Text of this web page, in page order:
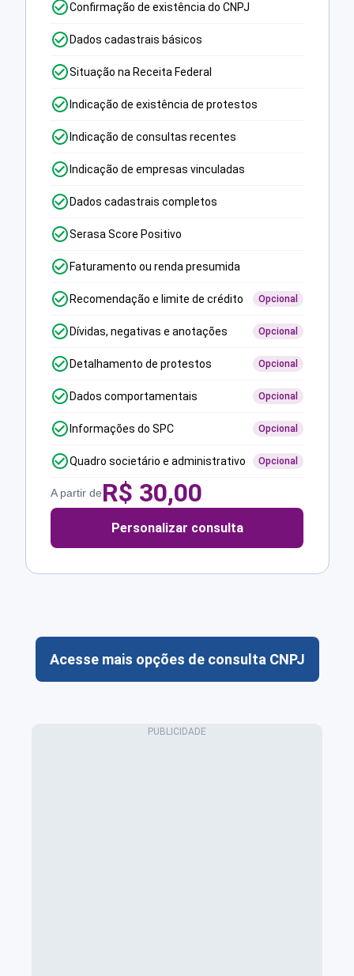
Confirmação de existência do CNPJ
Dados cadastrais básicos
Situação na Receita Federal
Indicação de existência de protestos
Indicação de consultas recentes
Indicação de empresas vinculadas
Dados cadastrais completos
Serasa Score Positivo
Faturamento ou renda presumida
Recomendação e limite de crédito Opcional
Dívidas, negativas e anotações Opcional
Detalhamento de protestos Opcional
Dados comportamentais Opcional
Informações do SPC Opcional
Quadro societário e administrativo Opcional
A partir deR$ 30,00
Personalizar consulta
Acesse mais opções de consulta CNPJ